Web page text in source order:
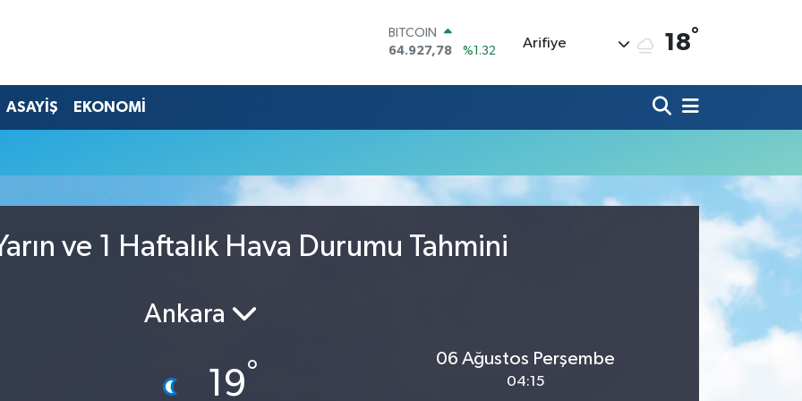
BITCOIN
64.927,78
%1.32
47,5894
%0.08
GRAM ALTIN
6527.85
%0.54
Arifiye 18°
ASAYİŞ EKONOMİ
ve 1 Haftalık Hava Durumu Tahmini
Ankara
19°
06 Ağustos Perşembe
04:15